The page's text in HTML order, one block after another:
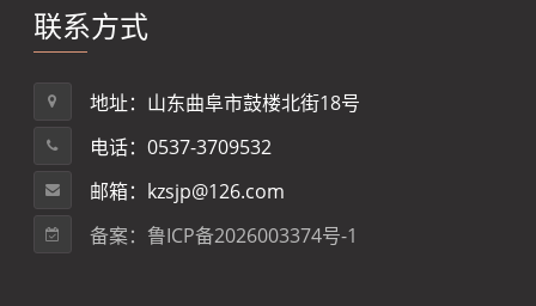
联系方式
地址：山东曲阜市鼓楼北街18号
电话：0537-3709532
邮箱：kzsjp@126.com
备案：鲁ICP备2026003374号-1